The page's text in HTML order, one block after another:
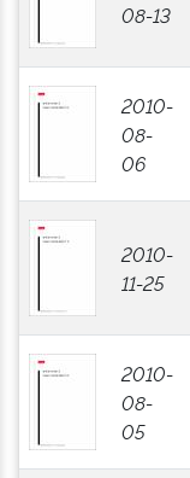
08-13
2010-
08-
06
2010-
11-25
2010-
08-
05